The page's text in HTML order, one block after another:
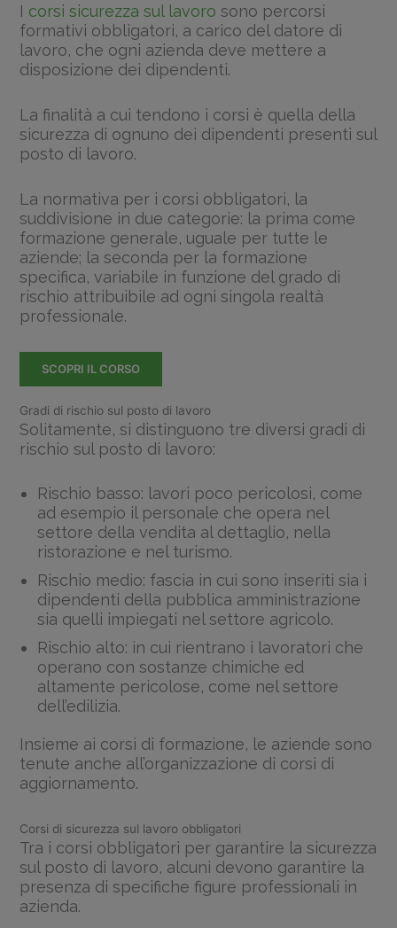
I corsi sicurezza sul lavoro sono percorsi
formativi obbligatori, a carico del datore di
lavoro, che ogni azienda deve mettere a
disposizione dei dipendenti.
La finalità a cui tendono i corsi è quella della
sicurezza di ognuno dei dipendenti presenti sul
posto di lavoro.
La normativa per i corsi obbligatori, la
suddivisione in due categorie: la prima come
formazione generale, uguale per tutte le
aziende; la seconda per la formazione
specifica, variabile in funzione del grado di
rischio attribuibile ad ogni singola realtà
professionale.
SCOPRI IL CORSO
Gradi di rischio sul posto di lavoro
Solitamente, si distinguono tre diversi gradi di
rischio sul posto di lavoro:
Rischio basso: lavori poco pericolosi, come
ad esempio il personale che opera nel
settore della vendita al dettaglio, nella
ristorazione e nel turismo.
Rischio medio: fascia in cui sono inseriti sia i
dipendenti della pubblica amministrazione
sia quelli impiegati nel settore agricolo.
Rischio alto: in cui rientrano i lavoratori che
operano con sostanze chimiche ed
altamente pericolose, come nel settore
dell’edilizia.
Insieme ai corsi di formazione, le aziende sono
tenute anche all’organizzazione di corsi di
aggiornamento.
Corsi di sicurezza sul lavoro obbligatori
Tra i corsi obbligatori per garantire la sicurezza
sul posto di lavoro, alcuni devono garantire la
presenza di specifiche figure professionali in
azienda.